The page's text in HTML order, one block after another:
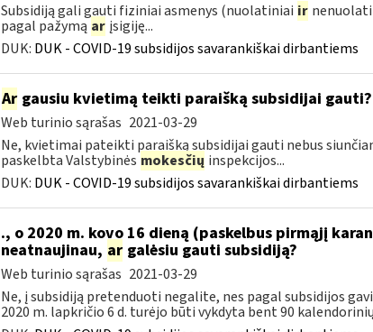
Subsidiją gali gauti fiziniai asmenys (nuolatiniai ir
pagal pažymą ar įsigiję...
DUK: DUK - COVID-19 subsidijos savarankiškai dirbantiems
Argausiu kvietimą teikti paraišką subsidijai gauti?
Web turinio sąrašas 2021-03-29
Ne, kvietimai pateikti paraišką subsidijai gauti nebus
paskelbta Valstybinės mokesčių inspekcijos...
DUK: DUK - COVID-19 subsidijos savarankiškai dirbantiems
., o 2020 m. kovo 16 dieną (paskelbus pirmąjį
neatnaujinau, argalėsiu gauti subsidiją?
Web turinio sąrašas 2021-03-29
Ne, į subsidiją pretenduoti negalite, nes pagal subsidijos
2020 m. lapkričio 6 d. turėjo būti vykdyta bent 90